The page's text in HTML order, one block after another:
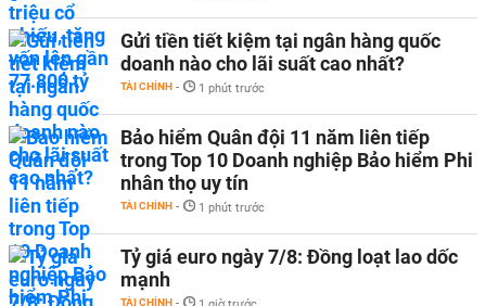
Gửi tiền tiết kiệm tại ngân hàng quốc
doanh nào cho lãi suất cao nhất?
TÀI CHÍNH - 1 phút trước
Bảo hiểm Quân đội 11 năm liên tiếp
trong Top 10 Doanh nghiệp Bảo hiểm Phi
nhân thọ uy tín
TÀI CHÍNH - 1 phút trước
Tỷ giá euro ngày 7/8: Đồng loạt lao dốc
mạnh
TÀI CHÍNH